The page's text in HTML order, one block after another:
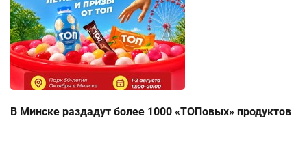
В Минске раздадут более 1000 «ТОПовых» продуктов